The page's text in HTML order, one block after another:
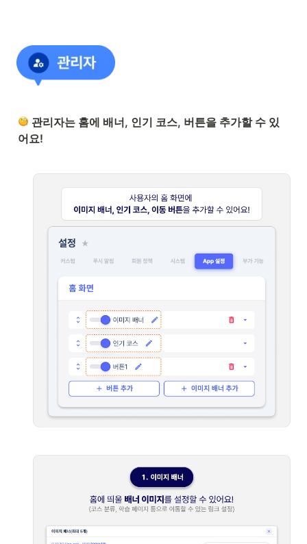
관리자는 홈에 배너, 인기 코스, 버튼을 추가할 수 있
어요!